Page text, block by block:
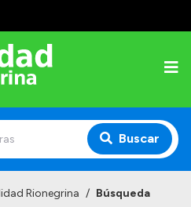
Buscar
Rionegrina / Búsqueda